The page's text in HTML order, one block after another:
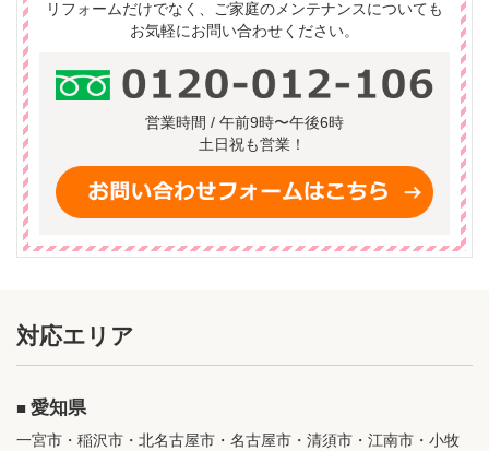
リフォームだけでなく、ご家庭のメンテナンスについても
お気軽にお問い合わせください。
営業時間 / 午前9時〜午後6時
土日祝も営業！
対応エリア
愛知県
一宮市・稲沢市・北名古屋市・名古屋市・清須市・江南市・小牧